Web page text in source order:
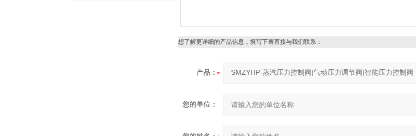
想了解更详细的产品信息，填写下表直接与我们联系：
产品：
您的单位：